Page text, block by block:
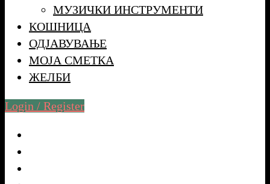
МУЗИЧКИ ИНСТРУМЕНТИ
КОШНИЦА
ОДЈАВУВАЊЕ
МОЈА СМЕТКА
ЖЕЛБИ
Login / Register